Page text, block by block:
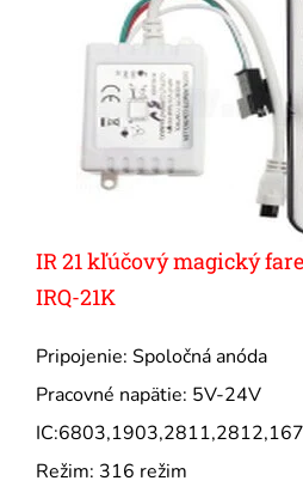
IR 21 kľúčový magický
IRQ-21K
Pripojenie: Spoločná anóda
Pracovné napätie: 5V-24V
Režim: 316 režim